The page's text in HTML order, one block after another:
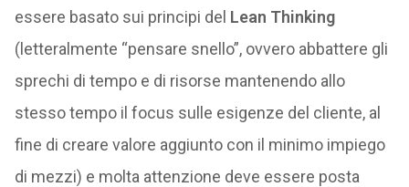
essere basato sui principi del Lean Thinking
(letteralmente “pensare snello”, ovvero abbattere gli
sprechi di tempo e di risorse mantenendo allo
stesso tempo il focus sulle esigenze del cliente, al
fine di creare valore aggiunto con il minimo impiego
di mezzi) e molta attenzione deve essere posta